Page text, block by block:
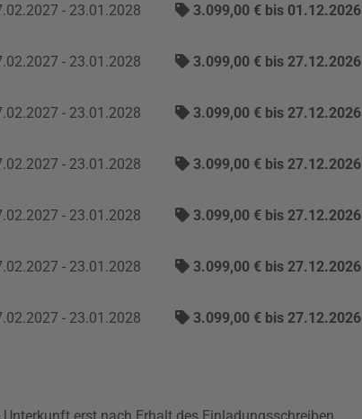
- 23.01.2028 3.099,00 € bis 01.12.2026
- 23.01.2028 3.099,00 € bis 27.12.2026
- 23.01.2028 3.099,00 € bis 27.12.2026
- 23.01.2028 3.099,00 € bis 27.12.2026
- 23.01.2028 3.099,00 € bis 27.12.2026
- 23.01.2028 3.099,00 € bis 27.12.2026
- 23.01.2028 3.099,00 € bis 27.12.2026
erst nach Erhalt des Einladungsschreiben.